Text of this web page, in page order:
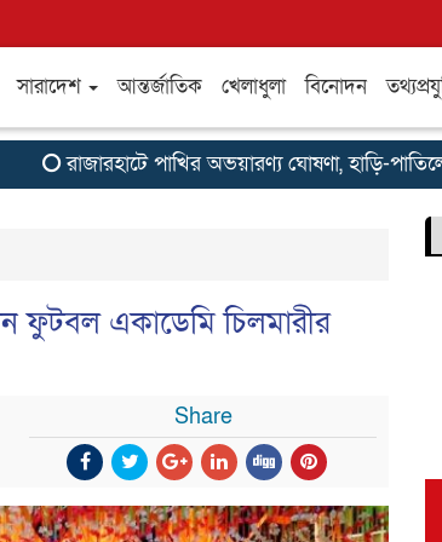
সারাদেশ আন্তর্জাতিক খেলাধুলা বিনোদন
রাজারহাটে পাখির অভয়ারণ্য ঘোষণা, হাড়ি-পাতিলের
ফুটবল একাডেমি চিলমারীর
Share